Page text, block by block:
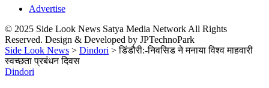
Advertise
© 2025 Side Look News Satya Media Network All Rights
Reserved. Design & Developed by JPTechnoPark
Side Look News > Dindori >डिंडौरी:-निवसिड ने मनाया विश्व माहवारी
स्वच्छता प्रबंधन दिवस
Dindori